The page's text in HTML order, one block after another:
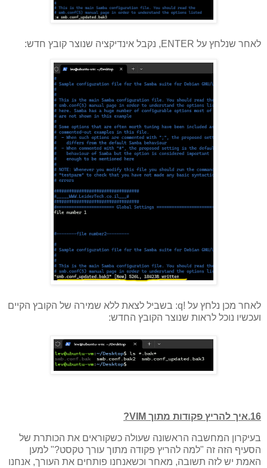
לאחר שנלחץ על ENTER, נקבל אינדיקציה שנוצר קובץ חדש:
לאחר מכן נלחץ על !q: בשביל לצאת ללא שמירה של הקובץ הקיים
ועכשיו נוכל לראות שנוצר הקובץ החדש:
16.איך להריץ פקודות מתוך VIM?
בעיקרון המחשבה הראשונה שעולה כשקוראים את הכותרת של
הסעיף הזה זה "למה להריץ פקודה מתוך עורך טקסט?" למען
האמת יש לזה תשובה, מאחר וכשאנחנו פותחים את העורך, אנחנו